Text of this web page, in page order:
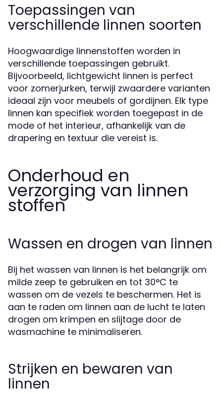
Toepassingen van
verschillende linnen soorten
Hoogwaardige linnenstoffen worden in
verschillende toepassingen gebruikt.
Bijvoorbeeld, lichtgewicht linnen is perfect
voor zomerjurken, terwijl zwaardere varianten
ideaal zijn voor meubels of gordijnen. Elk type
linnen kan specifiek worden toegepast in de
mode of het interieur, afhankelijk van de
drapering en textuur die vereist is.
Onderhoud en
verzorging van linnen
stoffen
Wassen en drogen van linnen
Bij het wassen van linnen is het belangrijk om
milde zeep te gebruiken en tot 30°C te
wassen om de vezels te beschermen. Het is
aan te raden om linnen aan de lucht te laten
drogen om krimpen en slijtage door de
wasmachine te minimaliseren.
Strijken en bewaren van
linnen